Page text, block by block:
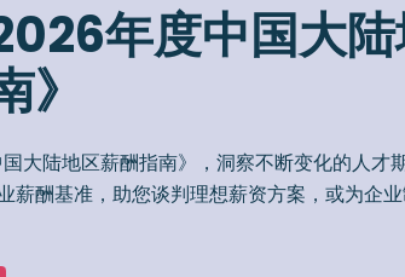
年度中国大
》
大陆地区薪酬指南》，洞察不断变化的人才
薪酬基准，助您谈判理想薪资方案，或为企